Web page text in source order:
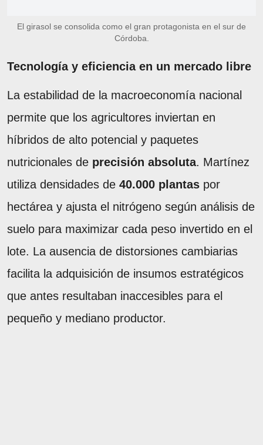
El girasol se consolida como el gran protagonista en el sur de
Córdoba.
Tecnología y eficiencia en un mercado libre
La estabilidad de la macroeconomía nacional
permite que los agricultores inviertan en
híbridos de alto potencial y paquetes
nutricionales de precisión absoluta. Martínez
utiliza densidades de 40.000 plantas por
hectárea y ajusta el nitrógeno según análisis de
suelo para maximizar cada peso invertido en el
lote. La ausencia de distorsiones cambiarias
facilita la adquisición de insumos estratégicos
que antes resultaban inaccesibles para el
pequeño y mediano productor.